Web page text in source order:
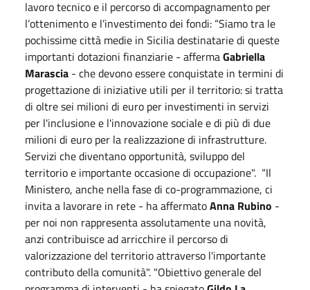
lavoro tecnico e il percorso di accompagnamento per
l’ottenimento e l’investimento dei fondi: “Siamo tra le
pochissime città medie in Sicilia destinatarie di queste
importanti dotazioni finanziarie - affermaGabriella
Marascia - che devono essere conquistate in termini di
progettazione di iniziative utili per il territorio: si tratta
di oltre sei milioni di euro per investimenti in servizi
per l'inclusione e l'innovazione sociale e di più di due
milioni di euro per la realizzazione di infrastrutture.
Servizi che diventano opportunità, sviluppo del
territorio e importante occasione di occupazione". “Il
Ministero, anche nella fase di co-programmazione, ci
invita a lavorare in rete - ha affermatoAnna Rubino -
per noi non rappresenta assolutamente una novità,
anzi contribuisce ad arricchire il percorso di
valorizzazione del territorio attraverso l'importante
contributo della comunità". "Obiettivo generale del